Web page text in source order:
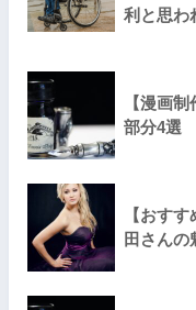
利と思わ
【漫画
部分4選
【おす
田さんの